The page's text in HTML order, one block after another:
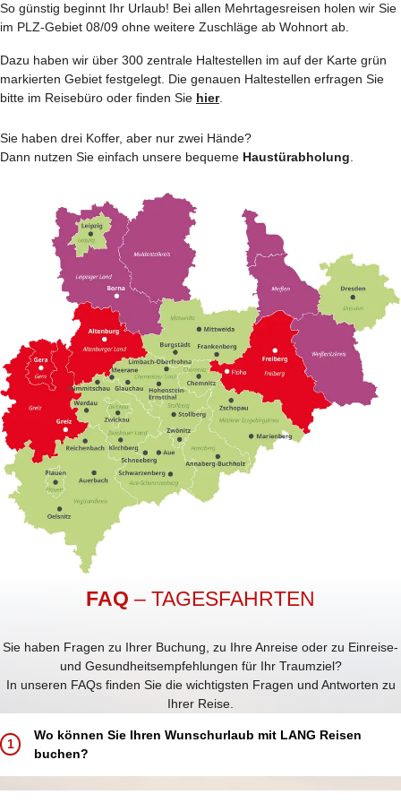
So günstig beginnt Ihr Urlaub! Bei allen Mehrtages­reisen holen wir Sie
im PLZ-Gebiet 08/09 ohne weitere Zuschläge ab Wohnort ab.
Dazu haben wir über 300 zentrale Haltestellen im auf der Karte grün
markierten Gebiet festgelegt. Die genauen Haltestellen erfragen Sie
bitte im Reisebüro oder finden Sie hier.
Sie haben drei Koffer, aber nur zwei Hände?
Dann nutzen Sie einfach unsere bequeme Haustürabholung.
FAQ – TAGESFAHRTEN
Sie haben Fragen zu Ihrer Buchung, zu Ihre Anreise oder zu Einreise-
und Gesundheitsempfehlungen für Ihr Traumziel?
In unseren FAQs finden Sie die wichtigsten Fragen und Antworten zu
Ihrer Reise.
1
Wo können Sie Ihren Wunschurlaub mit LANG Reisen
buchen?
Buchen Sie Ihren Traumurlaub ganz einfach und bequem: